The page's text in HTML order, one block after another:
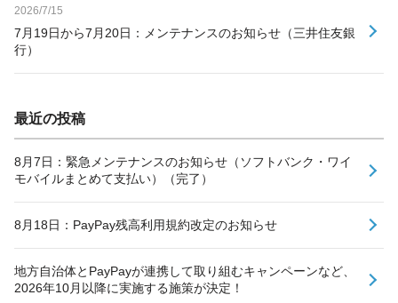
2026/7/15
7月19日から7月20日：メンテナンスのお知らせ（三井住友銀
行）
最近の投稿
8月7日：緊急メンテナンスのお知らせ（ソフトバンク・ワイ
モバイルまとめて支払い）（完了）
8月18日：PayPay残高利用規約改定のお知らせ
地方自治体とPayPayが連携して取り組むキャンペーンなど、
2026年10月以降に実施する施策が決定！